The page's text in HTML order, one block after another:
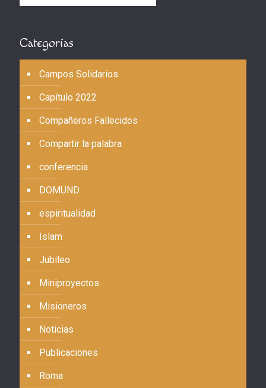
Categorías
Campos Solidarios
Capítulo 2022
Compañeros Fallecidos
Compartir la palabra
conferencia
DOMUND
espiritualidad
Islam
Jubileo
Miniproyectos
Misioneros
Noticias
Publicaciones
Roma